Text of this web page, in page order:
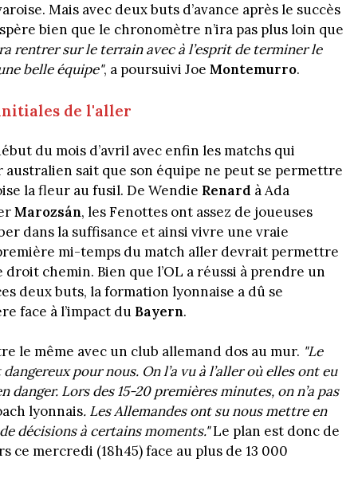
Mais avec deux buts d’avance après le succès
bien que le chronomètre n’ira pas plus loin que
rentrer sur le terrain avec à l’esprit de terminer le
belle équipe", a poursuivi Joe Montemurro.
de l'aller
du mois d’avril avec enfin les matchs qui
australien sait que son équipe ne peut se permettre
la fleur au fusil. De Wendie Renard à Ada
Marozsán, les Fenottes ont assez de joueuses
dans la suffisance et ainsi vivre une vraie
mi-temps du match aller devrait permettre
chemin. Bien que l’OL a réussi à prendre un
deux buts, la formation lyonnaise a dû se
face à l’impact du Bayern.
le même avec un club allemand dos au mur. "Le
pour nous. On l’a vu à l’aller où elles ont eu
Lors des 15-20 premières minutes, on n’a pas
lyonnais. Les Allemandes ont su nous mettre en
décisions à certains moments."Le plan est donc de
ce mercredi (18h45) face au plus de 13 000